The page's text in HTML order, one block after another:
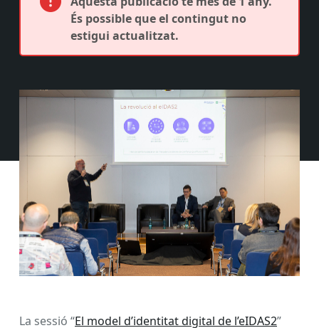
És possible que el contingut no
estigui actualitzat.
La sessió “El model d’identitat digital de l’eIDAS2”